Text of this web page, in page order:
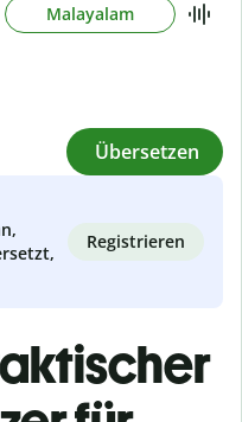
Malayalam
Übersetzen
Registrieren